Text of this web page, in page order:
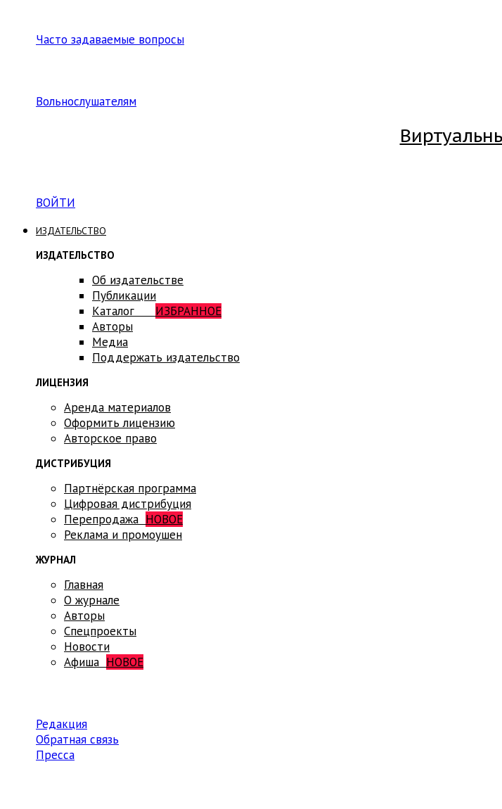
Часто задаваемые вопросы
Вольнослушателям
ВОЙТИ
ИЗДАТЕЛЬСТВО
ИЗДАТЕЛЬСТВО
Об издательстве
Публикации
Каталог ИЗБРАННОЕ
Авторы
Медиа
Поддержать издательство
ЛИЦЕНЗИЯ
Аренда материалов
Оформить лицензию
Авторское право
ДИСТРИБУЦИЯ
Партнёрская программа
Цифровая дистрибуция
Перепродажа НОВОЕ
Реклама и промоушен
ЖУРНАЛ
Главная
О журнале
Авторы
Спецпроекты
Новости
Афиша НОВОЕ
Редакция
Обратная связь
Пресса